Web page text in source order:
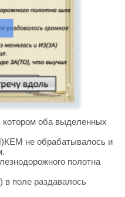
оба выделенных
не обрабатывалось и
полотна
поле раздавалось